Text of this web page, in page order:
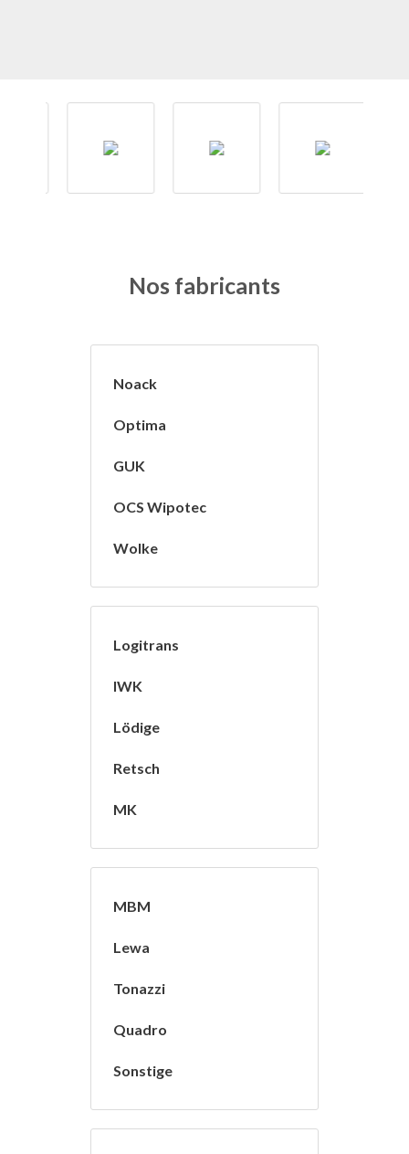
Nos fabricants
Noack
Optima
GUK
OCS Wipotec
Wolke
Logitrans
IWK
Lödige
Retsch
MK
MBM
Lewa
Tonazzi
Quadro
Sonstige